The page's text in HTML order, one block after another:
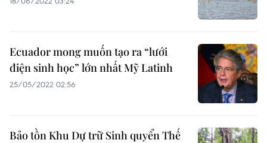
Ecuador mong muốn tạo ra “lưới
điện sinh học” lớn nhất Mỹ Latinh
25/05/2022 02:56
Bảo tồn Khu Dự trữ Sinh quyển Thế